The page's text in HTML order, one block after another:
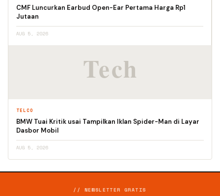
CMF Luncurkan Earbud Open-Ear Pertama Harga Rp1
Jutaan
AUG 5, 2026
TELCO
BMW Tuai Kritik usai Tampilkan Iklan Spider-Man di Layar
Dasbor Mobil
AUG 5, 2026
// NEWSLETTER GRATIS